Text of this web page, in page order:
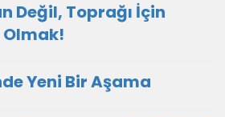
Değil, Toprağı İçin
Yeni Bir Aşama